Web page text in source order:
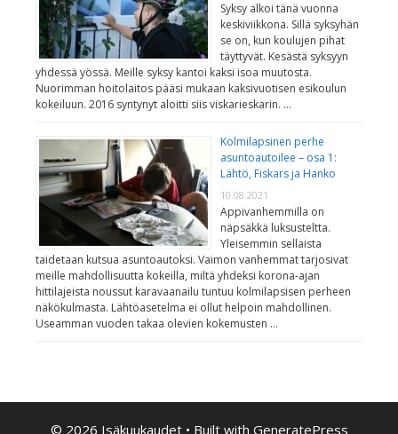
Syksy alkoi tänä vuonna
keskiviikkona. Sillä syksyhän
se on, kun koulujen pihat
täyttyvät. Kesästä syksyyn
yhdessä yössä. Meille syksy kantoi kaksi isoa muutosta.
Nuorimman hoitolaitos pääsi mukaan kaksivuotisen esikoulun
kokeiluun. 2016 syntynyt aloitti siis viskarieskarin. …
Kolmilapsinen perhe
asuntoautoilee – osa 1:
Lähtö, Fiskars ja Hanko
10.08.2021
Appivanhemmilla on
näpsäkkä luksusteltta.
Yleisemmin sellaista
taidetaan kutsua asuntoautoksi. Vaimon vanhemmat tarjosivat
meille mahdollisuutta kokeilla, miltä yhdeksi korona-ajan
hittilajeista noussut karavaanailu tuntuu kolmilapsisen perheen
näkökulmasta. Lähtöasetelma ei ollut helpoin mahdollinen.
Useamman vuoden takaa olevien kokemusten …
© 2026 Isäkuukaudet• Built with GeneratePress